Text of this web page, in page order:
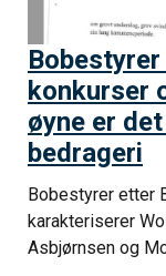
konkurser
øyne er
bedrageri
Bobestyrer etter
karakteriserer
Asbjørnsen og